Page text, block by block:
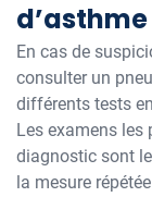
En cas de
consulter un
différents tests
Les examens les
diagnostic sont
la mesure